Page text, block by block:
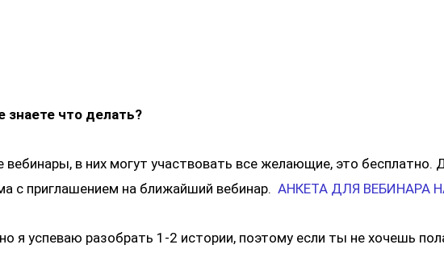
что делать?
в них могут участвовать все желающие, это бесплатно.
с приглашением на ближайший вебинар. АНКЕТА ДЛЯ ВЕБИНАРА
я успеваю разобрать 1-2 истории, поэтому если ты не хочешь